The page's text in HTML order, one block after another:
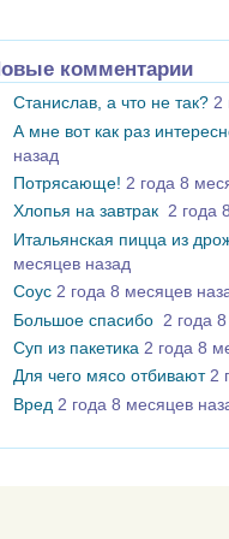
комментарии
Станислав, а что не так? 2
А мне вот как раз
назад
Потрясающе! 2 года 8
Хлопья на завтрак 2 года
Итальянская пицца из
месяцев назад
Соус 2 года 8 месяцев
Большое спасибо 2 года
Суп из пакетика 2 года 8
Для чего мясо отбивают 2
Вред 2 года 8 месяцев